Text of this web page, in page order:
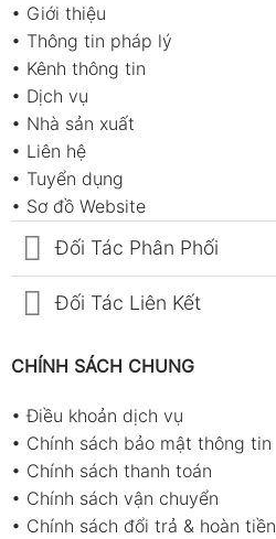
• Giới thiệu
• Thông tin pháp lý
• Kênh thông tin
• Dịch vụ
• Nhà sản xuất
• Liên hệ
• Tuyển dụng
• Sơ đồ Website
Đối Tác Phân Phối
Đối Tác Liên Kết
CHÍNH SÁCH CHUNG
•Điều khoản dịch vụ
• Chính sách bảo mật thông tin
• Chính sách thanh toán
• Chính sách vận chuyển
• Chính sách đổi trả & hoàn tiền